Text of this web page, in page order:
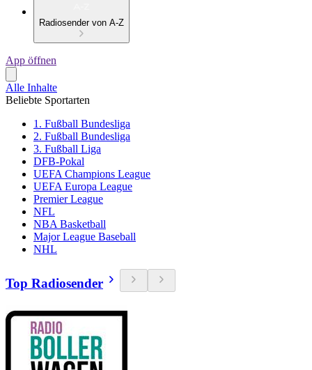
Radiosender von A-Z
App öffnen
Alle Inhalte
Beliebte Sportarten
1. Fußball Bundesliga
2. Fußball Bundesliga
3. Fußball Liga
DFB-Pokal
UEFA Champions League
UEFA Europa League
Premier League
NFL
NBA Basketball
Major League Baseball
NHL
Top Radiosender